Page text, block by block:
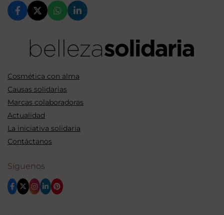
Cosmética con alma
Causas solidarias
Marcas colaboradoras
Actualidad
La iniciativa solidaria
Contáctanos
Síguenos